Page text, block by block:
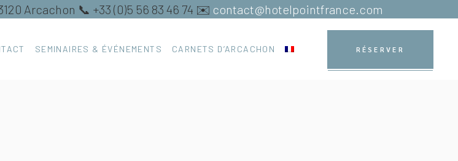
Arcachon 📞 +33 (0)5 56 83 46 74 ✉️ contact@hotelpointfrance.com
SEMINAIRES & ÉVÉNEMENTS CARNETS D’ARCACHON RÉSERVER